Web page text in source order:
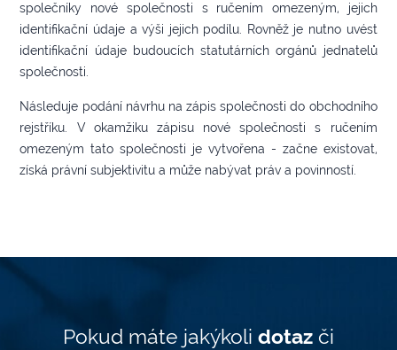
společníky nové společnosti s ručením omezeným, jejich
identifikační údaje a výši jejich podílu. Rovněž je nutno uvést
identifikační údaje budoucích statutárních orgánů jednatelů
společnosti.
Následuje podání návrhu na zápis společnosti do obchodního
rejstříku. V okamžiku zápisu nové společnosti s ručením
omezeným tato společnosti je vytvořena - začne existovat,
získá právní subjektivitu a může nabývat práv a povinností.
Pokud máte jakýkoli dotazči